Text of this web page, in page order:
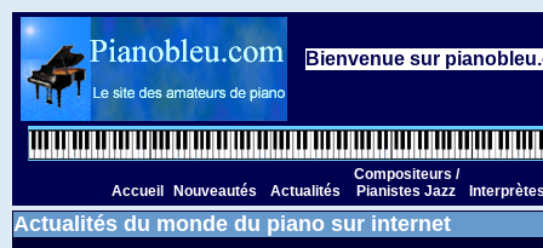
Bienvenue sur
Accueil Nouveautés Actualités
Compositeurs /
Pianistes Jazz
Actualités du monde du piano sur internet